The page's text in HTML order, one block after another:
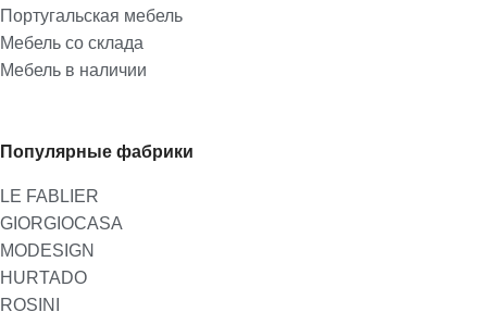
Португальская мебель
Мебель со склада
Мебель в наличии
Популярные фабрики
LE FABLIER
GIORGIOCASA
MODESIGN
HURTADO
ROSINI